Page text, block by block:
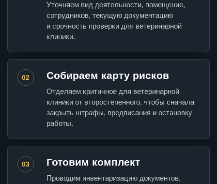
Уточняем вид деятельности, помещение,
сотрудников, текущую документацию
и срочность проверки для ветеринарной
клиники.
02 Собираем карту рисков
Отделяем критичное для ветеринарной
клиники от второстепенного, чтобы сначала
закрыть штрафы, предписания и остановку
работы.
03 Готовим комплект
Проводим инвентаризацию документов,